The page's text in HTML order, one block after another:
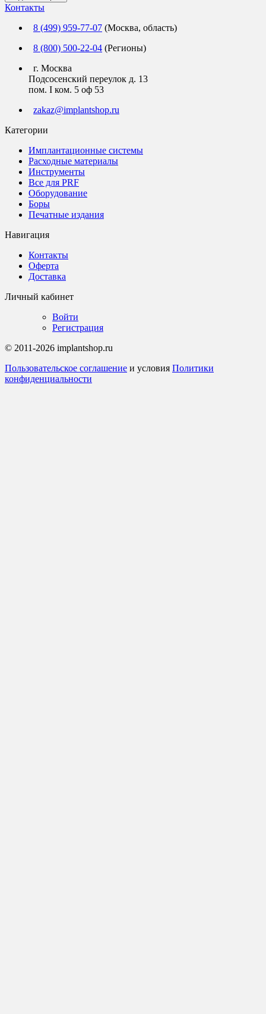
Контакты
8 (499) 959-77-07 (Москва, область)
8 (800) 500-22-04 (Регионы)
г. Москва
Подсосенский переулок д. 13
пом. I ком. 5 оф 53
zakaz@implantshop.ru
Категории
Имплантационные системы
Расходные материалы
Инструменты
Все для PRF
Оборудование
Боры
Печатные издания
Навигация
Контакты
Оферта
Доставка
Личный кабинет
Войти
Регистрация
© 2011-2026 implantshop.ru
Пользовательское соглашение и условия Политики
конфиденциальности